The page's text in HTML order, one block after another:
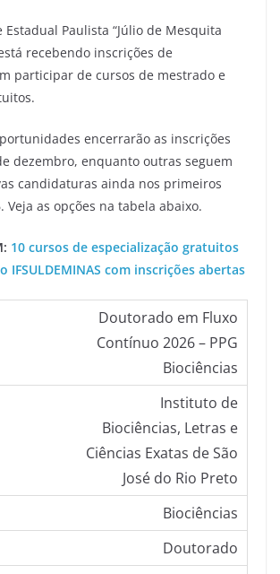
Paulista “Júlio de Mesquita
recebendo inscrições de
participar de cursos de mestrado e
encerrarão as inscrições
dezembro, enquanto outras seguem
candidaturas ainda nos primeiros
Veja as opções na tabela abaixo.
10 cursos de especialização gratuitos
IFSULDEMINAS com inscrições abertas
Doutorado em Fluxo
Contínuo 2026 – PPG
Biociências
Instituto de
Biociências, Letras e
Ciências Exatas de São
José do Rio Preto
Biociências
Doutorado